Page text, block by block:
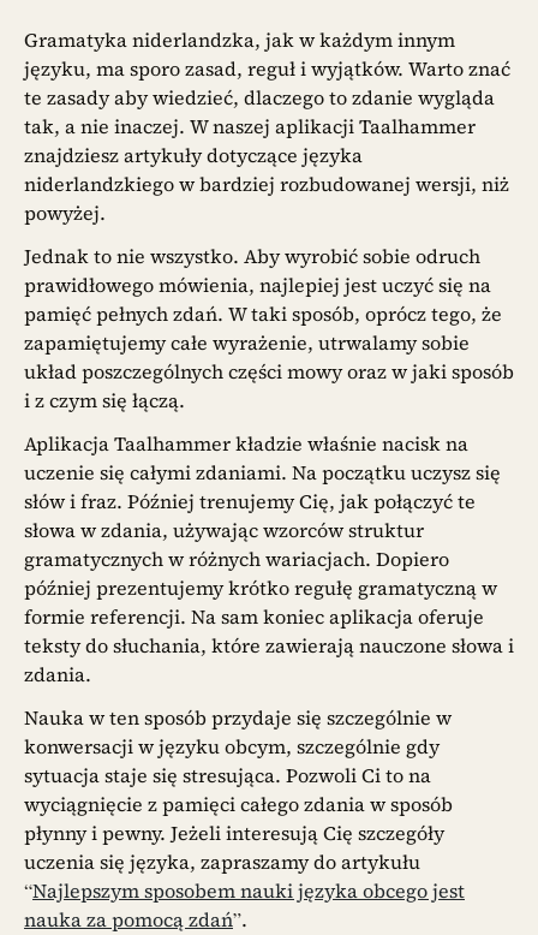
Gramatyka niderlandzka, jak w każdym innym
języku, ma sporo zasad, reguł i wyjątków. Warto znać
te zasady aby wiedzieć, dlaczego to zdanie wygląda
tak, a nie inaczej. W naszej aplikacji Taalhammer
znajdziesz artykuły dotyczące języka
niderlandzkiego w bardziej rozbudowanej wersji, niż
powyżej.
Jednak to nie wszystko. Aby wyrobić sobie odruch
prawidłowego mówienia, najlepiej jest uczyć się na
pamięć pełnych zdań. W taki sposób, oprócz tego, że
zapamiętujemy całe wyrażenie, utrwalamy sobie
układ poszczególnych części mowy oraz w jaki sposób
i z czym się łączą.
Aplikacja Taalhammer kładzie właśnie nacisk na
uczenie się całymi zdaniami. Na początku uczysz się
słów i fraz. Później trenujemy Cię, jak połączyć te
słowa w zdania, używając wzorców struktur
gramatycznych w różnych wariacjach. Dopiero
później prezentujemy krótko regułę gramatyczną w
formie referencji. Na sam koniec aplikacja oferuje
teksty do słuchania, które zawierają nauczone słowa i
zdania.
Nauka w ten sposób przydaje się szczególnie w
konwersacji w języku obcym, szczególnie gdy
sytuacja staje się stresująca. Pozwoli Ci to na
wyciągnięcie z pamięci całego zdania w sposób
płynny i pewny. Jeżeli interesują Cię szczegóły
uczenia się języka, zapraszamy do artykułu
“Najlepszym sposobem nauki języka obcego jest
nauka za pomocą zdań”.